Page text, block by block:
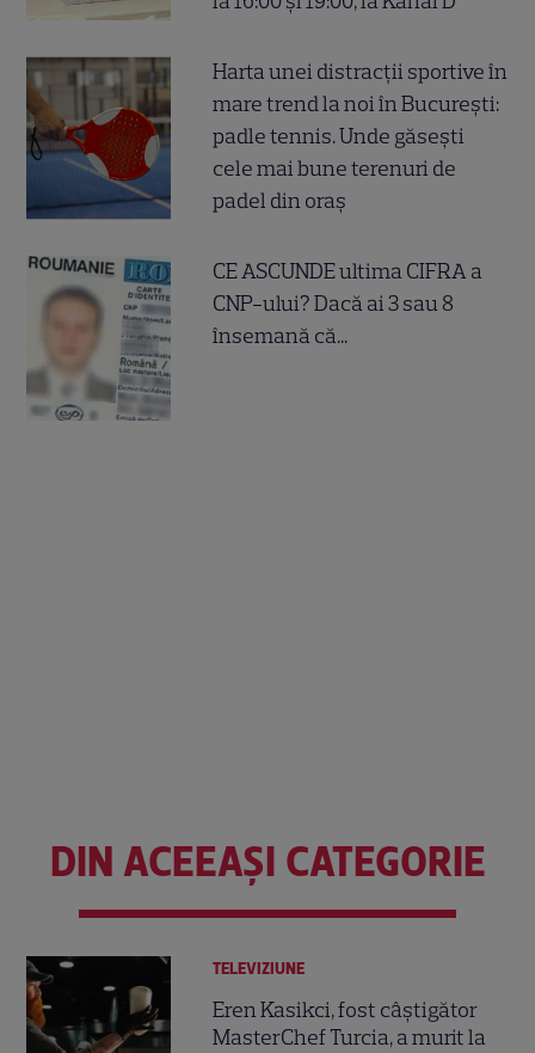
Harta unei distracții sportive în
mare trend la noi în București:
padle tennis. Unde găsești
cele mai bune terenuri de
padel din oraș
CE ASCUNDE ultima CIFRA a
CNP-ului? Dacă ai 3 sau 8
însemană că...
DIN ACEEAȘI CATEGORIE
TELEVIZIUNE
Eren Kasikci, fost câștigător
MasterChef Turcia, a murit la